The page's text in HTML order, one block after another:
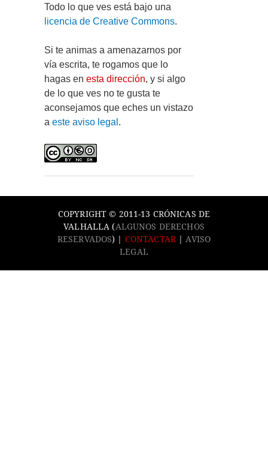
Todo lo que ves está bajo una
licencia de Creative Commons.
Si te animas a amenazarnos por
vía escrita, te rogamos que lo
hagas en esta dirección, y si algo
de lo que ves no te gusta te
aconsejamos que eches un vistazo
a este aviso legal .
COPYRIGHT © 2011-13 CRÓNICAS DE
VALHALLA (ALGUNOS DERECHOS
RESERVADOS) | CONTACTAR
AVISO
LEGAL